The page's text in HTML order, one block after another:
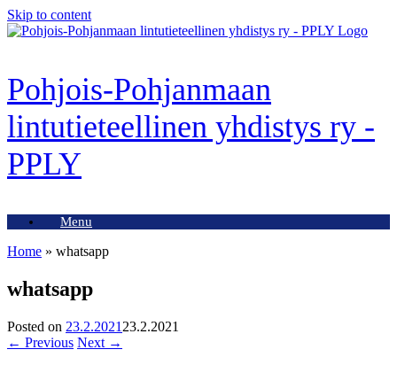
Skip to content
Pohjois-Pohjanmaan
lintutieteellinen yhdistys ry -
PPLY
Menu
Home » whatsapp
whatsapp
Posted on 23.2.2021 23.2.2021
← Previous Next →